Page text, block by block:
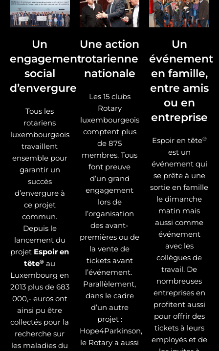
Un
engagement
social
d’envergure
Tous les
rotariens
luxembourgeois
travaillent
ensemble pour
garantir un
succès
d’envergure à
ce projet
commun.
Depuis le
lancement du
projet Espoir en
tête® au
Luxembourg en
2013 plus de 683
000,- euros ont
ainsi pu être
collectés pour la
recherche sur
les maladies du
Une action
rotarienne
nationale
Les 15 clubs
Rotary
luxembourgeois
comptent plus
de 875
membres. Tous
font preuve
d’un grand
engagement
lors de
l’organisation
des avant-
premières ou de
la vente de
tickets avant
l’événement.
Parallèlement,
dans le cadre
d’un autre
projet :
Hope4Parkinson,
le Rotary a aussi
Un
événement
en famille,
entre amis
ou en
entreprise
Espoir en tête®
est un
événement qui
se prête à une
sortie en famille
le dimanche
matin mais
aussi comme
événement
avec les
collègues de
travail. De
nombreuses
entreprises en
profitent aussi
pour offrir des
tickets à leurs
employés et de